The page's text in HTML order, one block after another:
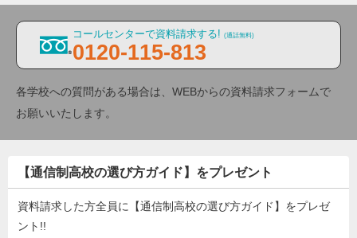
コールセンターで資料請求する! (通話無料)
0120-115-813
各学校への質問がある場合は、WEBからの資料請求フォームで
お願いいたします。
【通信制高校の選び方ガイド】をプレゼント
資料請求した方全員に【通信制高校の選び方ガイド】をプレゼ
ント!!